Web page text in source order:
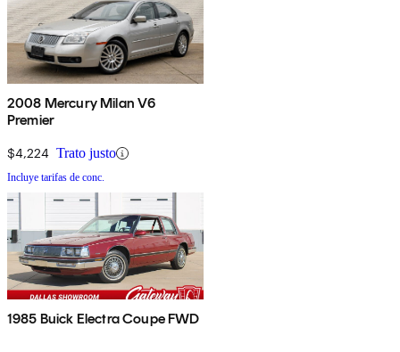
2008 Mercury Milan V6
Premier
$4,224 Trato justo
Incluye tarifas de conc.
1985 Buick Electra Coupe FWD